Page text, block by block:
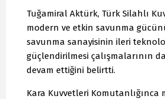
Tuğamiral Aktürk, Türk Silahlı
modern ve etkin savunma
savunma sanayisinin ileri
güçlendirilmesi çalışmalarının
devam ettiğini belirtti.
Kara Kuvvetleri